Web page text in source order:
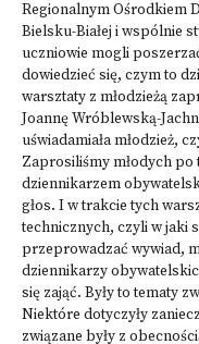
Regionalnym Ośrodkiem
Bielsku-Białej i wspólnie
uczniowie mogli
dowiedzieć się, czym to
warsztaty z młodzieżą
Joannę Wróblewską-
uświadamiała młodzież,
Zaprosiliśmy młodych po
dziennikarzem
głos. I w trakcie tych
technicznych, czyli w jaki
przeprowadzać wywiad,
dziennikarzy
się zająć. Były to tematy
Niektóre dotyczyły
związane były z